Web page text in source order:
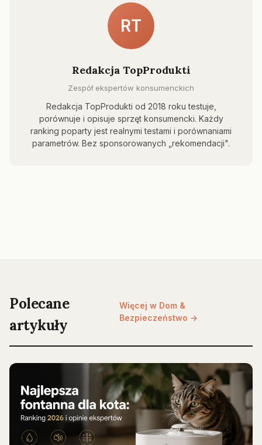
RT
Redakcja TopProdukti
Zespół ekspertów konsumenckich
Redakcja TopProdukti od 2018 roku testuje,
porównuje i opisuje sprzęt konsumencki. Każdy
ranking poparty jest realnymi testami i porównaniami
parametrów. Bez sponsorowanych „rekomendacji".
Polecane
artykuły
Więcej w Dom &
Bezpieczeństwo →